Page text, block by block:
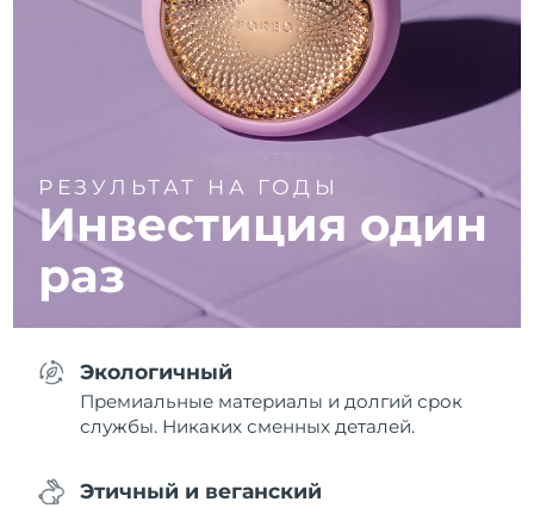
РЕЗУЛЬТАТ НА ГОДЫ
Инвестиция один
раз
Экологичный
Премиальные материалы и долгий срок
службы. Никаких сменных деталей.
Этичный и веганский